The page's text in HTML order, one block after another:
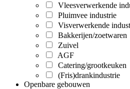
Vleesverwerkende
Pluimvee industrie
Visverwerkende
Bakkerijen/zoetwaren
Zuivel
AGF
Catering/grootkeuken
(Fris)drankindustrie
Openbare gebouwen